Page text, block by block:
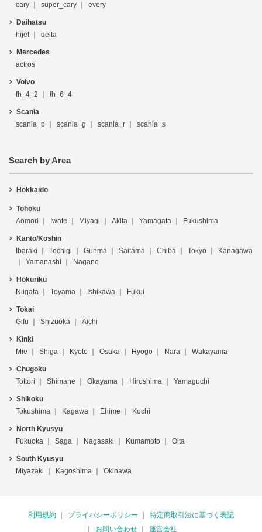
cary
super_cary every
Daihatsu
hijet
delta
Mercedes
actros
Volvo
fh_4_2
fh_6_4
Scania
scania_p
scania_g scania_r scania_s
Search by Area
Hokkaido
Tohoku
Aomori
Iwate Miyagi Akita Yamagata Fukushima
Kanto/Koshin
Ibaraki
Tochigi Gunma Saitama Chiba Tokyo
Kanagawa
Yamanashi
Nagano
Hokuriku
Niigata
Toyama Ishikawa Fukui
Tokai
Gifu
Shizuoka Aichi
Kinki
Mie
Shiga Kyoto Osaka Hyogo Nara Wakayama
Chugoku
Tottori
Shimane Okayama Hiroshima Yamaguchi
Shikoku
Tokushima
Kagawa Ehime Kochi
North Kyusyu
Fukuoka
Saga Nagasaki Kumamoto Oita
South Kyusyu
Miyazaki
Kagoshima Okinawa
利用規約 プライバシーポリシー
特定商取引法に基づく表記
お問い合わせ
運営会社